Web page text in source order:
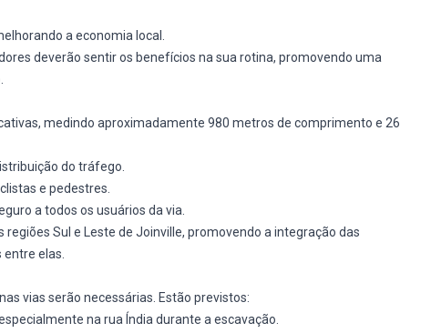
a economia local.
deverão sentir os benefícios na sua rotina, promovendo uma
medindo aproximadamente 980 metros de comprimento e 26
do tráfego.
e pedestres.
a todos os usuários da via.
Sul e Leste de Joinville, promovendo a integração das
elas.
vias serão necessárias. Estão previstos:
na rua Índia durante a escavação.